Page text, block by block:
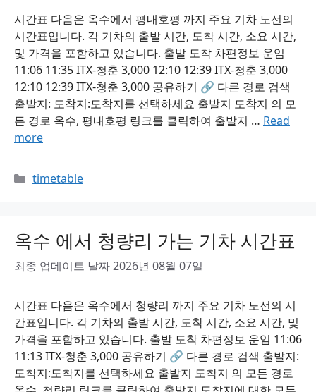
시간표 다음은 옥수에서 평내호평 까지 주요 기차 노선의
시간표입니다. 각 기차의 출발 시간, 도착 시간, 소요 시간,
및 가격을 포함하고 있습니다. 출발 도착 차편정보 운임
11:06 11:35 ITX-청춘 3,000 12:10 12:39 ITX-청춘 3,000
12:10 12:39 ITX-청춘 3,000 공유하기 🔗 다른 경로 검색
출발지: 도착지:도착지를 선택하세요 출발지 도착지 의 모
든 경로 옥수, 평내호평 링크를 클릭하여 출발지 … Read
more
Categories
timetable
옥수 에서 청량리 가는 기차 시간표
최종 업데이트 날짜 2026년 08월 07일
시간표 다음은 옥수에서 청량리 까지 주요 기차 노선의 시
간표입니다. 각 기차의 출발 시간, 도착 시간, 소요 시간, 및
가격을 포함하고 있습니다. 출발 도착 차편정보 운임 11:06
11:13 ITX-청춘 3,000 공유하기 🔗 다른 경로 검색 출발지:
도착지:도착지를 선택하세요 출발지 도착지 의 모든 경로